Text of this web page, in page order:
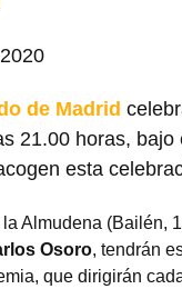
de Madrid
21.00 horas, bajo
esta
Almudena (Bailén,
Osoro, tendrán
que dirigirán